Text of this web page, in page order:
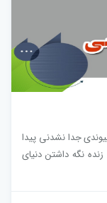
جدا نشدنی پیدا
زنده نگه داشتن دنیای